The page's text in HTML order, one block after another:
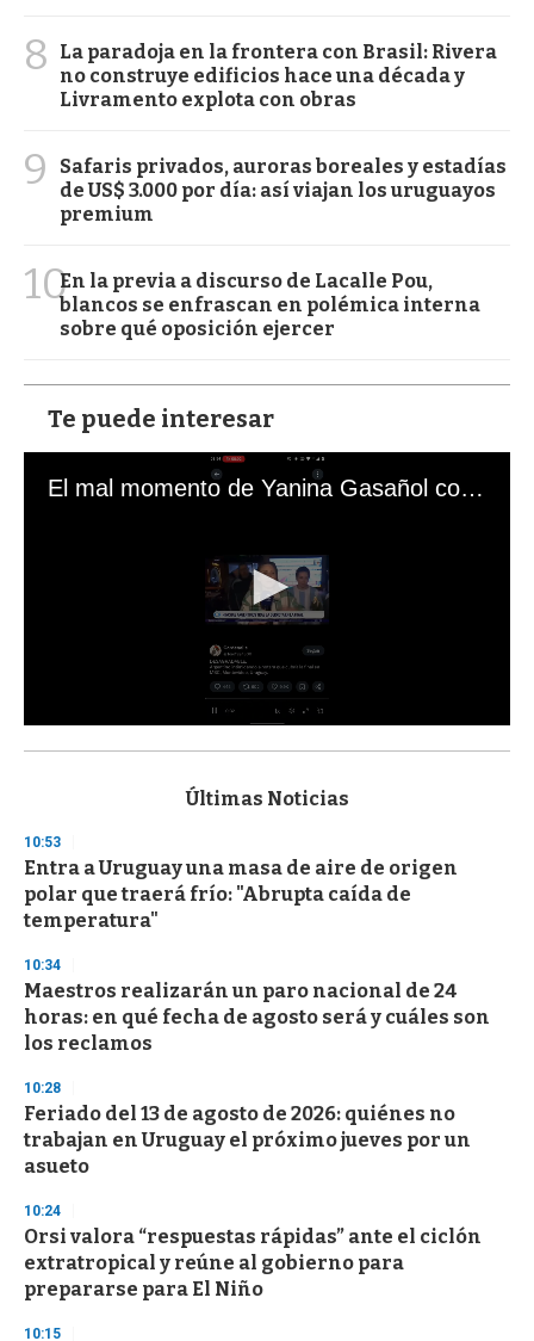
8
La paradoja en la frontera con Brasil: Rivera
no construye edificios hace una década y
Livramento explota con obras
9
Safaris privados, auroras boreales y estadías
de US$ 3.000 por día: así viajan los uruguayos
premium
10En la previa a discurso de Lacalle Pou,
blancos se enfrascan en polémica interna
sobre qué oposición ejercer
Te puede interesar
El mal momento de Yanina Gasañol con un hincha argentino en "Subrayado"
s
d
s
o
f
3
s
e
c
o
n
Últimas Noticias
10:53
Entra a Uruguay una masa de aire de origen
polar que traerá frío: "Abrupta caída de
temperatura"
10:34
Maestros realizarán un paro nacional de 24
horas: en qué fecha de agosto será y cuáles son
los reclamos
10:28
Feriado del 13 de agosto de 2026: quiénes no
trabajan en Uruguay el próximo jueves por un
asueto
10:24
Orsi valora “respuestas rápidas” ante el ciclón
extratropical y reúne al gobierno para
prepararse para El Niño
10:15